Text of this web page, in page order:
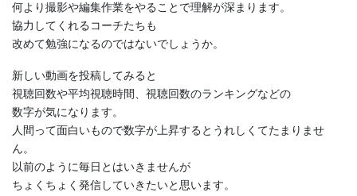
何より撮影や編集作業をやることで理解が深まります。
協力してくれるコーチたちも
改めて勉強になるのではないでしょうか。
新しい動画を投稿してみると
視聴回数や平均視聴時間、視聴回数のランキングなどの
数字が気になります。
人間って面白いもので数字が上昇するとうれしくてたまりませ
ん。
以前のように毎日とはいきませんが
ちょくちょく発信していきたいと思います。